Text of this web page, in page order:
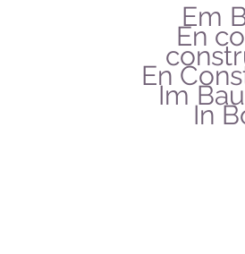
Em
En
En
Im
In